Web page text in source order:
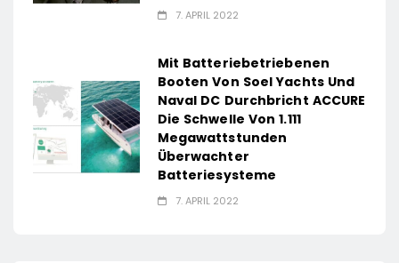
7. APRIL 2022
Mit Batteriebetriebenen
Booten Von Soel Yachts Und
Naval DC Durchbricht ACCURE
Die Schwelle Von 1.111
Megawattstunden
Überwachter
Batteriesysteme
7. APRIL 2022